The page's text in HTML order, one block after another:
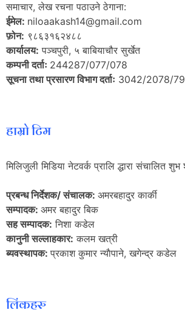
समाचार, लेख रचना पठाउने ठेगाना:
ईमेल: niloaakash14@gmail.com
फ़ोन: ९८६३१६२४८८
कार्यालय: पञ्चपुरी, ५ बाबियाचौर सुर्खेत
कम्पनी दर्ताः 244287/077/078
सूचना तथा प्रसारण विभाग दर्ताः 3042/2078/79
हाम्रो टिम
मिलिजुली मिडिया नेटवर्क प्रालि द्धारा संचालित
प्रबन्ध निर्देशक/ संचालक: अमरबहादुर कार्की
सम्पादक: अमर बहादुर बिक
सह सम्पादक: निशा कडेल
कानुनी सल्लाहकार: कलम खत्री
ब्यवस्थापक:प्रकाश कुमार न्याैपाने, खगेन्द्र कडेल
लिंकहरु